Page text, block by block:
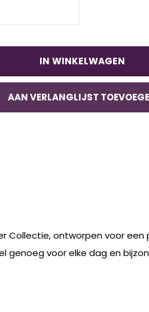
IN WINKELWAGEN
AAN VERLANGLIJST
Collectie, ontworpen voor een
genoeg voor elke dag en